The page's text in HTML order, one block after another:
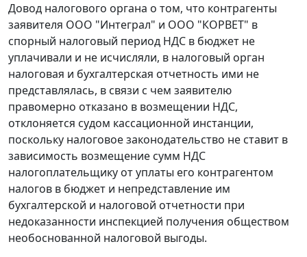
Довод налогового органа о том, что контрагенты
заявителя ООО "Интеграл" и ООО "КОРВЕТ" в
спорный налоговый период НДС в бюджет не
уплачивали и не исчисляли, в налоговый орган
налоговая и бухгалтерская отчетность ими не
представлялась, в связи с чем заявителю
правомерно отказано в возмещении НДС,
отклоняется судом кассационной инстанции,
поскольку налоговое законодательство не ставит в
зависимость возмещение сумм НДС
налогоплательщику от уплаты его контрагентом
налогов в бюджет и непредставление им
бухгалтерской и налоговой отчетности при
недоказанности инспекцией получения обществом
необоснованной налоговой выгоды.